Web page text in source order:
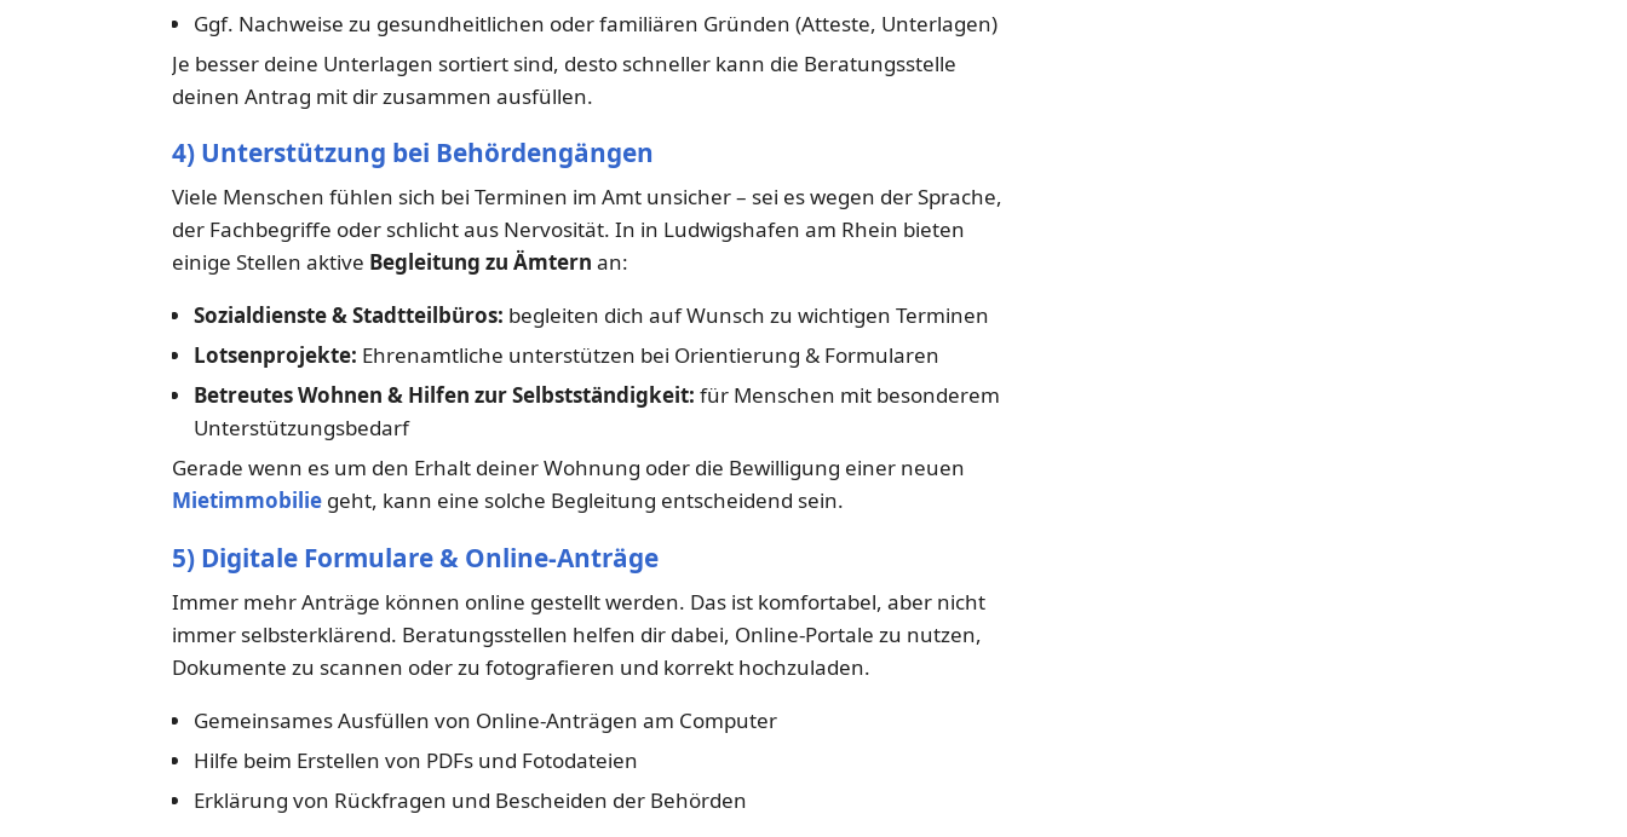
Ggf. Nachweise zu gesundheitlichen oder familiären Gründen (Atteste, Unterlagen)
Je besser deine Unterlagen sortiert sind, desto schneller kann die Beratungsstelle
deinen Antrag mit dir zusammen ausfüllen.
4) Unterstützung bei Behördengängen
Viele Menschen fühlen sich bei Terminen im Amt unsicher – sei es wegen der Sprache,
der Fachbegriffe oder schlicht aus Nervosität. In in Ludwigshafen am Rhein bieten
einige Stellen aktive Begleitung zu Ämtern an:
Sozialdienste & Stadtteilbüros: begleiten dich auf Wunsch zu wichtigen Terminen
Lotsenprojekte: Ehrenamtliche unterstützen bei Orientierung & Formularen
Betreutes Wohnen & Hilfen zur Selbstständigkeit: für Menschen mit besonderem
Unterstützungsbedarf
Gerade wenn es um den Erhalt deiner Wohnung oder die Bewilligung einer neuen
Mietimmobilie geht, kann eine solche Begleitung entscheidend sein.
5) Digitale Formulare & Online-Anträge
Immer mehr Anträge können online gestellt werden. Das ist komfortabel, aber nicht
immer selbsterklärend. Beratungsstellen helfen dir dabei, Online-Portale zu nutzen,
Dokumente zu scannen oder zu fotografieren und korrekt hochzuladen.
Gemeinsames Ausfüllen von Online-Anträgen am Computer
Hilfe beim Erstellen von PDFs und Fotodateien
Erklärung von Rückfragen und Bescheiden der Behörden